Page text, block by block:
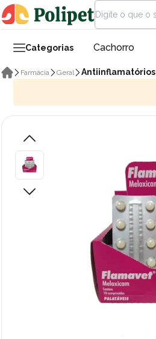
Categorias Cachorro
Farmácia Geral Antiinflamatórios